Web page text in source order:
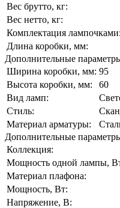
Вес брутто, кг:
Вес нетто, кг:
Комплектация лампочками:
Длина коробки, мм:
Дополнительные
Ширина коробки, мм: 95
Высота коробки, мм:
60
Вид ламп:
Стиль:
Материал арматуры:
Дополнительные
Коллекция:
Мощность одной лампы,
Материал плафона:
Мощность, Вт:
Напряжение, В: